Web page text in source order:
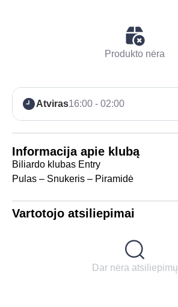
Informacija apie klubą
Biliardo klubas Entry
Pulas – Snukeris – Piramidė
Vartotojo atsiliepimai
Dar nėra atsiliepimų
Produkto nėra
Atviras16:00 - 02:00